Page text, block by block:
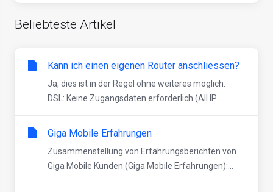
Beliebteste Artikel
Kann ich einen eigenen Router anschliessen?
Ja, dies ist in der Regel ohne weiteres möglich.
DSL: Keine Zugangsdaten erforderlich (All IP...
Giga Mobile Erfahrungen
Zusammenstellung von Erfahrungsberichten von
Giga Mobile Kunden (Giga Mobile Erfahrungen):...